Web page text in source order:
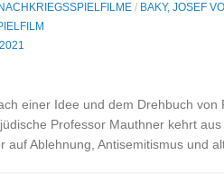
/ BAKY, JOSEF
einer Idee und dem Drehbuch
Professor Mauthner kehrt
Ablehnung, Antisemitismus und